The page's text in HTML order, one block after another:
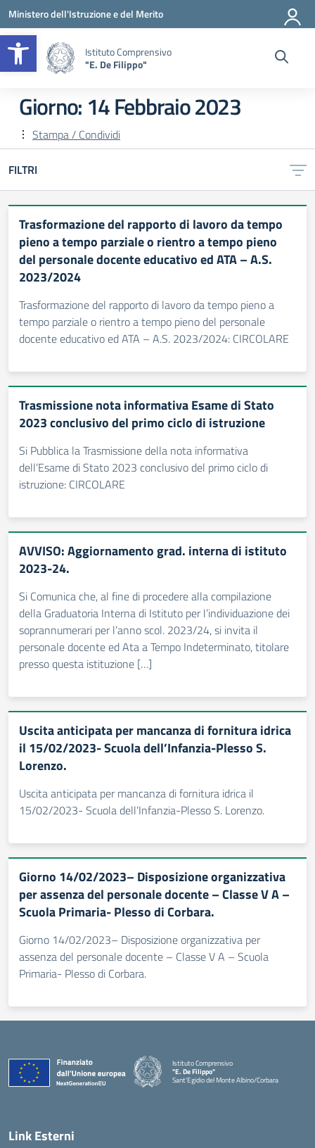
Apri la barra degli strumenti
Vai ai contenuti
Vai al menu di navigazione
Vai al footer
Ministero dell'Istruzione e del Merito
Istituto Comprensivo
"E. De Filippo"
Giorno: 14 Febbraio 2023
Stampa / Condividi
FILTRI
Trasformazione del rapporto di lavoro da tempo
pieno a tempo parziale o rientro a tempo pieno
del personale docente educativo ed ATA – A.S.
2023/2024
Trasformazione del rapporto di lavoro da tempo pieno a
tempo parziale o rientro a tempo pieno del personale
docente educativo ed ATA – A.S. 2023/2024: CIRCOLARE
Trasmissione nota informativa Esame di Stato
2023 conclusivo del primo ciclo di istruzione
Si Pubblica la Trasmissione della nota informativa
dell’Esame di Stato 2023 conclusivo del primo ciclo di
istruzione: CIRCOLARE
AVVISO: Aggiornamento grad. interna di istituto
2023-24.
Si Comunica che, al fine di procedere alla compilazione
della Graduatoria Interna di Istituto per l’individuazione dei
soprannumerari per l’anno scol. 2023/24, si invita il
personale docente ed Ata a Tempo Indeterminato, titolare
presso questa istituzione […]
Uscita anticipata per mancanza di fornitura idrica
il 15/02/2023- Scuola dell’Infanzia-Plesso S.
Lorenzo.
Uscita anticipata per mancanza di fornitura idrica il
15/02/2023- Scuola dell’Infanzia-Plesso S. Lorenzo.
Giorno 14/02/2023– Disposizione organizzativa
per assenza del personale docente – Classe V A –
Scuola Primaria- Plesso di Corbara.
Giorno 14/02/2023– Disposizione organizzativa per
assenza del personale docente – Classe V A – Scuola
Primaria- Plesso di Corbara.
Istituto Comprensivo
"E. De Filippo"
Sant'Egidio del Monte Albino/Corbara
Link Esterni